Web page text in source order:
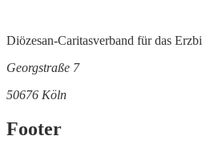
Diözesan-Caritasverband für das
Georgstraße 7
50676 Köln
Footer